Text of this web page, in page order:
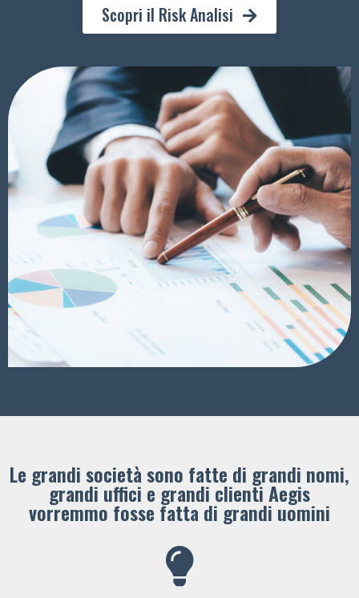
Scopri il Risk Analisi
Le grandi società sono fatte di grandi nomi,
grandi uffici e grandi clienti ​Aegis
vorremmo fosse fatta di grandi uomini